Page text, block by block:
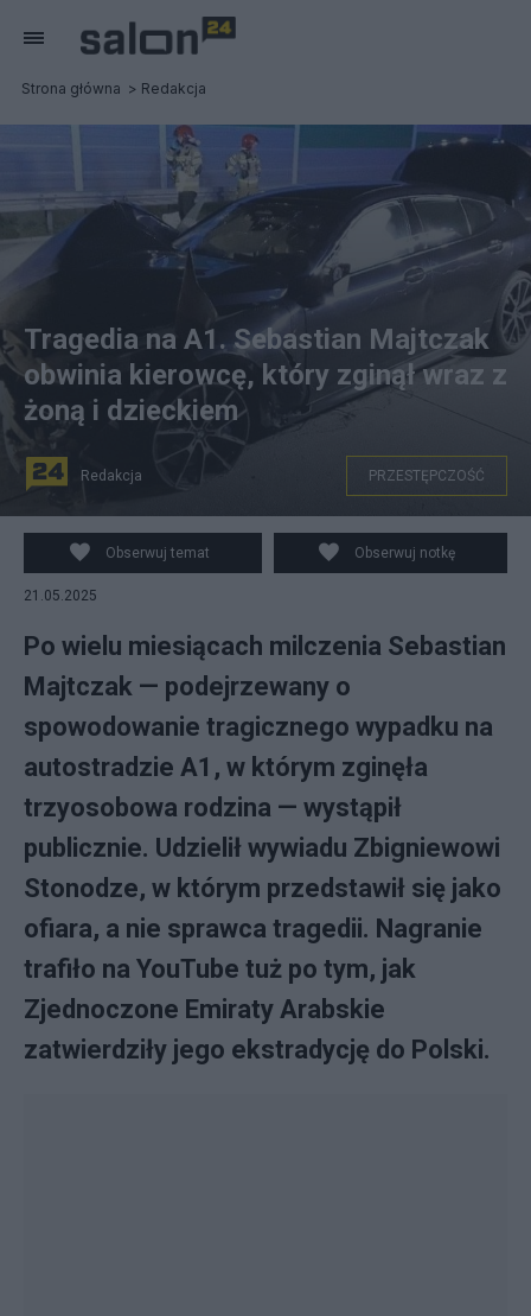
Strona główna Redakcja
na zdjęciu: BMW roztrzaskane po szaleńczej jeździe
Sebastiana Majtczaka. fot. Policja
Tragedia na A1. Sebastian Majtczak
obwinia kierowcę, który zginął wraz z
żoną i dzieckiem
Redakcja PRZESTĘPCZOŚĆ
Obserwuj temat Obserwuj notkę
21.05.2025
Po wielu miesiącach milczenia Sebastian
Majtczak — podejrzewany o
spowodowanie tragicznego wypadku na
autostradzie A1, w którym zginęła
trzyosobowa rodzina — wystąpił
publicznie. Udzielił wywiadu Zbigniewowi
Stonodze, w którym przedstawił się jako
ofiara, a nie sprawca tragedii. Nagranie
trafiło na YouTube tuż po tym, jak
Zjednoczone Emiraty Arabskie
zatwierdziły jego ekstradycję do Polski.